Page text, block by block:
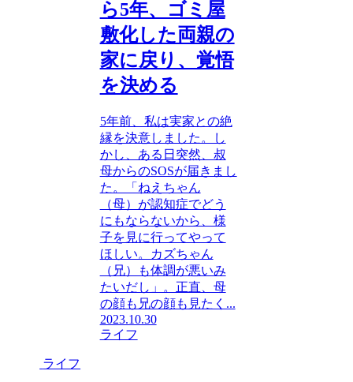
ら5年、ゴミ屋
敷化した両親の
家に戻り、覚悟
を決める
5年前、私は実家との絶
縁を決意しました。し
かし、ある日突然、叔
母からのSOSが届きまし
た。「ねえちゃん
（母）が認知症でどう
にもならないから、様
子を見に行ってやって
ほしい。カズちゃん
（兄）も体調が悪いみ
たいだし」。正直、母
の顔も兄の顔も見たく...
2023.10.30
ライフ
ライフ